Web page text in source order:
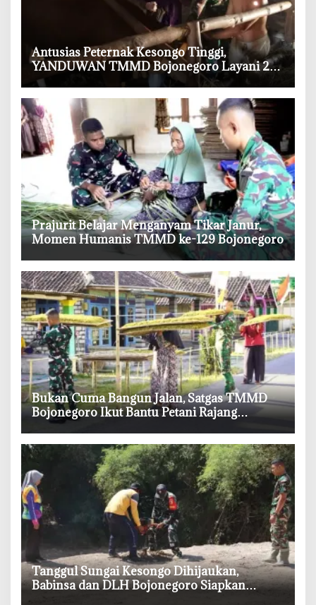
‎Antusias Peternak Kesongo Tinggi,
YANDUWAN TMMD Bojonegoro Layani 278
Ternak
‎Prajurit Belajar Menganyam Tikar Janur,
Momen Humanis TMMD ke-129 Bojonegoro
‎Bukan Cuma Bangun Jalan, Satgas TMMD
Bojonegoro Ikut Bantu Petani Rajang
Tembakau
‎Tanggul Sungai Kesongo Dihijaukan,
Babinsa dan DLH Bojonegoro Siapkan